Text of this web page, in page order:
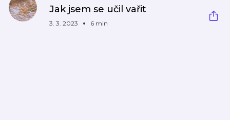
Jak jsem se učil vařit
3. 3. 2023 6 min